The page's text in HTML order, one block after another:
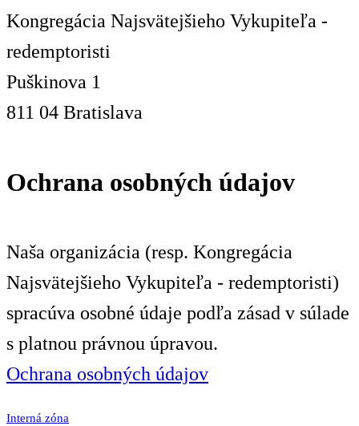
Kongregácia Najsvätejšieho Vykupiteľa -
redemptoristi
Puškinova 1
811 04 Bratislava
Ochrana osobných údajov
Naša organizácia (resp. Kongregácia
Najsvätejšieho Vykupiteľa - redemptoristi)
spracúva osobné údaje podľa zásad v súlade
s platnou právnou úpravou.
Ochrana osobných údajov
Interná zóna